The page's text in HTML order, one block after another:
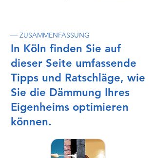
— ZUSAMMENFASSUNG
In Köln finden Sie auf
dieser Seite umfassende
Tipps und Ratschläge, wie
Sie die Dämmung Ihres
Eigenheims optimieren
können.